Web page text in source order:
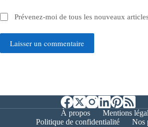
Prévenez-moi de tous les nouveaux
Laisser un commentaire
À propos
Mentions
Politique de confidentialité
Nos